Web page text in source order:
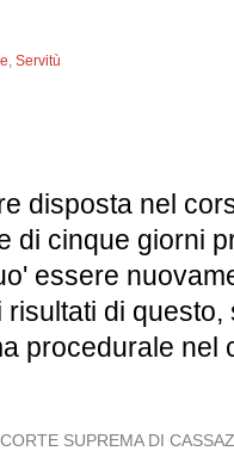
,Servitù
disposta nel
di cinque giorni
essere
di questo,
procedurale nel
SUPREMA DI